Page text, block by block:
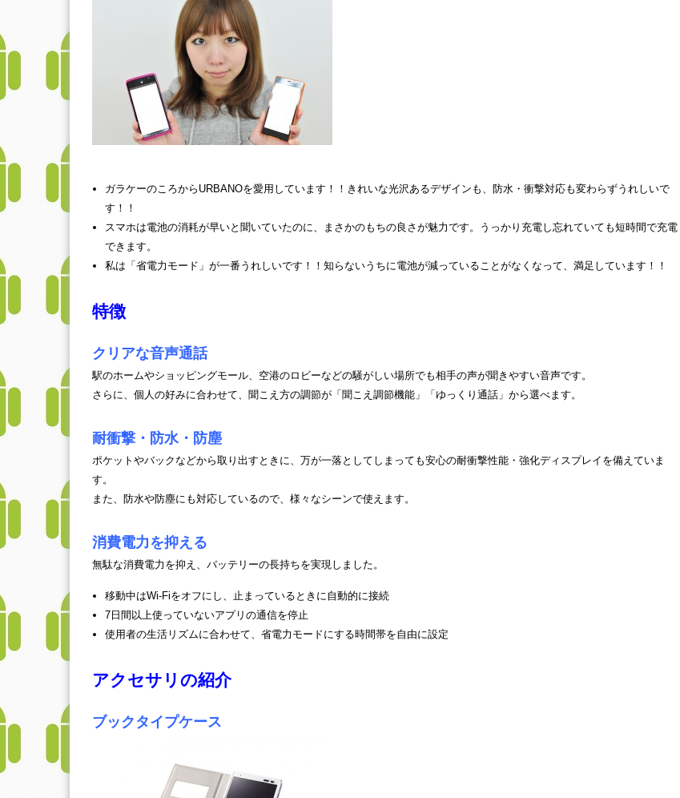
ガラケーのころからURBANOを愛用しています！！きれいな光沢あるデザインも、防水・衝撃対応も変わらずうれしいで
す！！
スマホは電池の消耗が早いと聞いていたのに、まさかのもちの良さが魅力です。うっかり充電し忘れていても短時間で充電
できます。
私は「省電力モード」が一番うれしいです！！知らないうちに電池が減っていることがなくなって、満足しています！！
特徴
クリアな音声通話
駅のホームやショッピングモール、空港のロビーなどの騒がしい場所でも相手の声が聞きやすい音声です。
さらに、個人の好みに合わせて、聞こえ方の調節が「聞こえ調節機能」「ゆっくり通話」から選べます。
耐衝撃・防水・防塵
ポケットやバックなどから取り出すときに、万が一落としてしまっても安心の耐衝撃性能・強化ディスプレイを備えていま
す。
また、防水や防塵にも対応しているので、様々なシーンで使えます。
消費電力を抑える
無駄な消費電力を抑え、バッテリーの長持ちを実現しました。
移動中はWi-Fiをオフにし、止まっているときに自動的に接続
7日間以上使っていないアプリの通信を停止
使用者の生活リズムに合わせて、省電力モードにする時間帯を自由に設定
アクセサリの紹介
ブックタイプケース